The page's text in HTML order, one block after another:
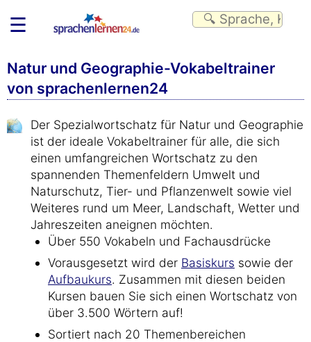
☰
Natur und Geographie-Vokabeltrainer
von sprachenlernen24
Der Spezialwortschatz für Natur und Geographie
ist der ideale Vokabeltrainer für alle, die sich
einen umfangreichen Wortschatz zu den
spannenden Themenfeldern Umwelt und
Naturschutz, Tier- und Pflanzenwelt sowie viel
Weiteres rund um Meer, Landschaft, Wetter und
Jahreszeiten aneignen möchten.
Über 550 Vokabeln und Fachausdrücke
Vorausgesetzt wird der Basiskurs sowie der
Aufbaukurs. Zusammen mit diesen beiden
Kursen bauen Sie sich einen Wortschatz von
über 3.500 Wörtern auf!
Sortiert nach 20 Themenbereichen